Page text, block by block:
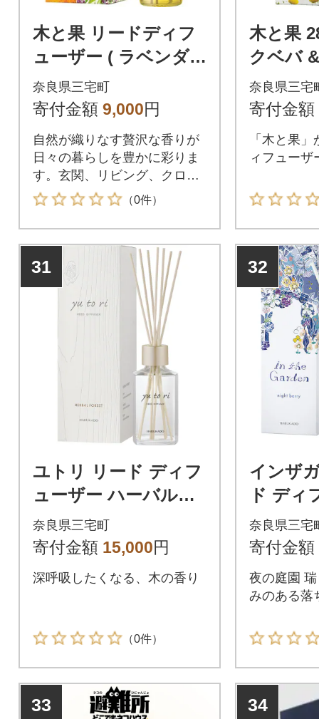
木と果 リードディフ
ューザー ( ラベンダー
& オレンジ ) 晴香堂
ルームフレグランス
奈良県三宅町
寄付金額 9,000円
自然が織りなす贅沢な香りが
日々の暮らしを豊かに彩りま
す。玄関、リビング、クロー
ゼット、寝室など、お好みの
場所に置くだけで天然精油の
香りが広がります。あなたも
大自然の香りに包まれて暮ら
してみませんか?
（0件）
木と果
クベバ
晴香堂
フレグ
奈良県三宅
寄付金額
「木と果
ィフューザ
31
ユトリ リード ディフ
ューザー ハーバルフ
ォレスト 晴香堂 ルー
ム フレグランス
奈良県三宅町
寄付金額 15,000円
深呼吸したくなる、木の香り
（0件）
32
インザ
ド ディ
イトベ
ーム フ
奈良県三宅
寄付金額
夜の庭園
みのある落
33 34